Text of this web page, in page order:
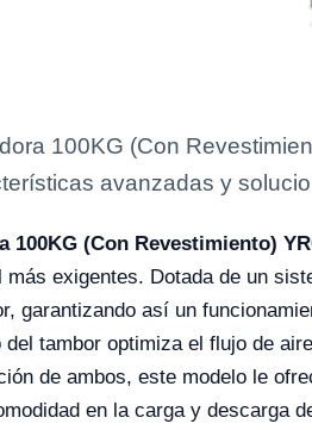
100KG (Con
avanzadas y
100KG (Con Revestimiento)
más exigentes. Dotada de un
garantizando así un
del tambor optimiza el flujo de
de ambos, este modelo le
en la carga y descarga